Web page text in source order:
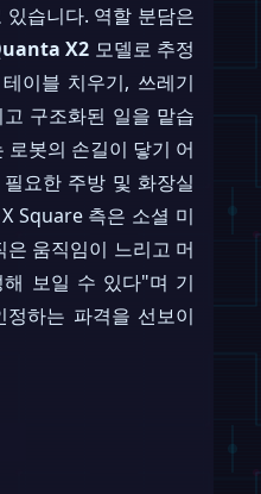
습니다. 역할 분담은
X2 모델로 추정
이블 치우기, 쓰레기
구조화된 일을 맡습
로봇의 손길이 닿기 어
요한 주방 및 화장실
Square 측은 소셜 미
은 움직임이 느리고 머
보일 수 있다"며 기
하는 파격을 선보이